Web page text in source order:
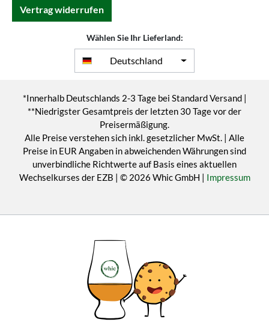
Vertrag widerrufen
Wählen Sie Ihr Lieferland:
Deutschland
*Innerhalb Deutschlands 2-3 Tage bei Standard Versand |
**Niedrigster Gesamtpreis der letzten 30 Tage vor der
Preisermäßigung.
Alle Preise verstehen sich inkl. gesetzlicher MwSt. | Alle
Preise in EUR Angaben in abweichenden Währungen sind
unverbindliche Richtwerte auf Basis eines aktuellen
Wechselkurses der EZB | © 2026 Whic GmbH | Impressum